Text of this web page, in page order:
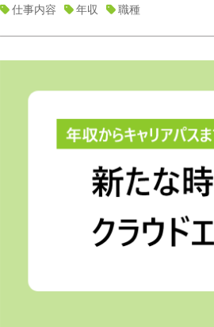
仕事内容 年収 職種